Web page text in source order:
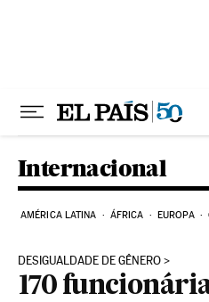
Internacional
AMÉRICA LATINA ÁFRICA EUROPA
DESIGUALDADE DE GÊNERO
170